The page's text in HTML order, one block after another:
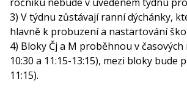
3) V týdnu zůstávají ranní dýchánky,
hlavně k probuzení a nastartování
4) Bloky Čj a M proběhnou v časových
10:30 a 11:15-13:15), mezi bloky bude
11:15).